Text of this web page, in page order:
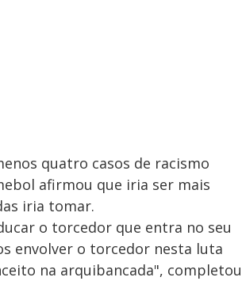
quatro casos de racismo
afirmou que iria ser mais
iria tomar.
o torcedor que entra no seu
envolver o torcedor nesta luta
na arquibancada", completou